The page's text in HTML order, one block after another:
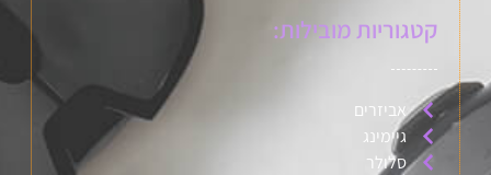
קטגוריות מובילות:
אביזרים
גיימינג
סלולר